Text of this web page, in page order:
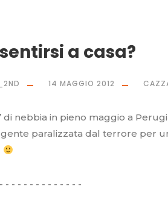
a casa?
14 MAGGIO 2012
di nebbia in pieno maggio a
paralizzata dal terrore per